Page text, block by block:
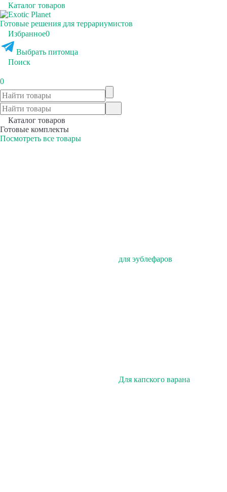
Каталог товаров
Готовые решения для террариумистов
Избранное0
Выбрать питомца
Поиск
0
Каталог товаров
Готовые комплекты
Посмотреть все товары
для эублефаров
Для капского варана